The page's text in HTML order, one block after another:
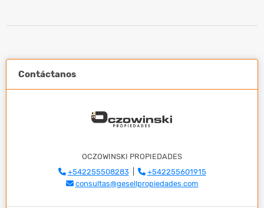
Contáctanos
OCZOWINSKI PROPIEDADES
+542255508283|
+542255601915
consultas@gesellpropiedades.com